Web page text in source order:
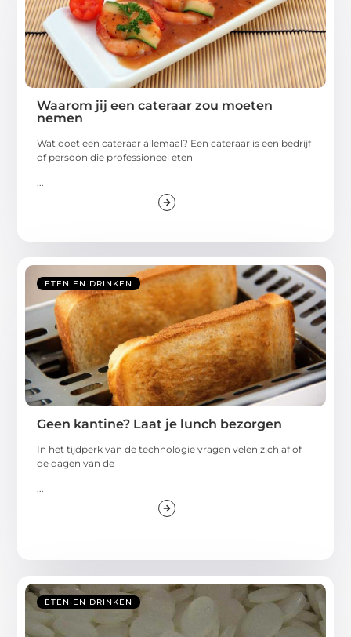
Waarom jij een cateraar zou moeten
nemen
Wat doet een cateraar allemaal? Een cateraar is een bedrijf
of persoon die professioneel eten
ETEN EN DRINKEN
Geen kantine? Laat je lunch bezorgen
In het tijdperk van de technologie vragen velen zich af of
de dagen van de
...
ETEN EN DRINKEN